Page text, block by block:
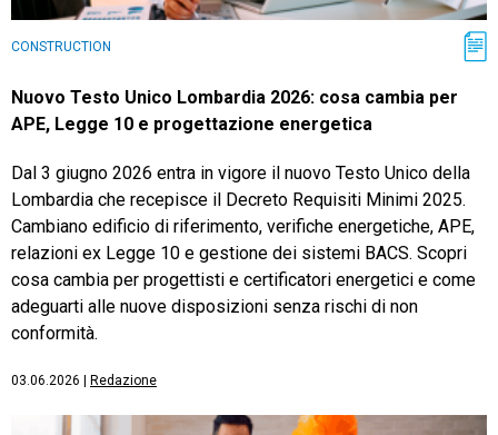
CONSTRUCTION
Nuovo Testo Unico Lombardia 2026: cosa cambia per
APE, Legge 10 e progettazione energetica
Dal 3 giugno 2026 entra in vigore il nuovo Testo Unico della
Lombardia che recepisce il Decreto Requisiti Minimi 2025.
Cambiano edificio di riferimento, verifiche energetiche, APE,
relazioni ex Legge 10 e gestione dei sistemi BACS. Scopri
cosa cambia per progettisti e certificatori energetici e come
adeguarti alle nuove disposizioni senza rischi di non
conformità.
03.06.2026 Redazione